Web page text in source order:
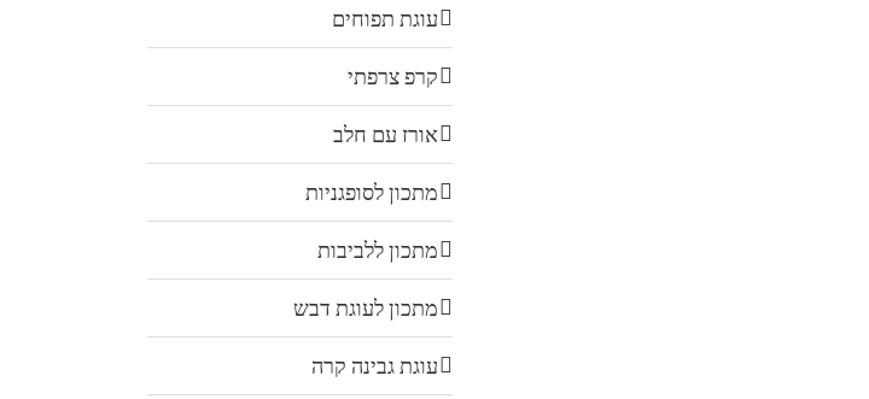
עוגת תפוחים
קרפ צרפתי
אורז עם חלב
מתכון לסופגניות
מתכון ללביבות
מתכון לעוגת דבש
עוגת גבינה קרה